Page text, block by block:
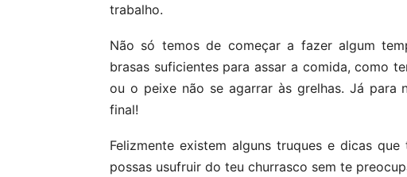
trabalho.
Não só temos de começar a fazer algum
brasas suficientes para assar a comida, como
ou o peixe não se agarrar às grelhas. Já
final!
Felizmente existem alguns truques e dicas
possas usufruir do teu churrasco sem te